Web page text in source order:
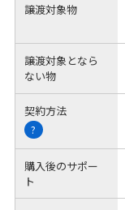
譲渡対象物
譲渡対象となら
ない物
契約方法
?
購入後のサポー
ト